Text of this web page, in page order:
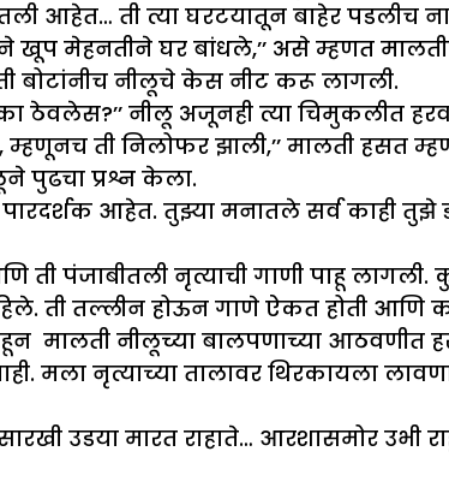
आहेत… ती त्या घरटयातून बाहेर पडलीच
खूप मेहनतीने घर बांधले,’’ असे म्हणत
बोटांनीच नीलूचे केस नीट करू लागली.
ठेवलेस?’’ नीलू अजूनही त्या चिमुकलीत
ती निलोफर झाली,’’ मालती हसत
पुढचा प्रश्न केला.
आहेत. तुझ्या मनातले सर्व काही
ती पंजाबीतली नृत्याची गाणी पाहू
ती तल्लीन होऊन गाणे ऐकत होती आणि
मालती नीलूच्या बालपणाच्या आठवणीत
मला नृत्याच्या तालावर थिरकायला
उडया मारत राहाते… आरशासमोर उभी